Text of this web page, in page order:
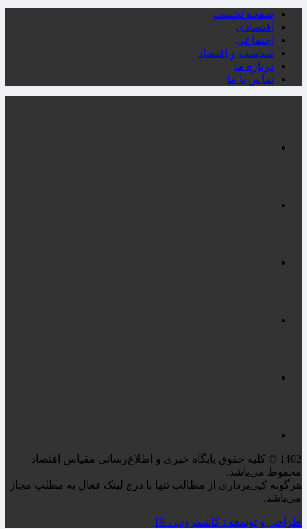
صفحه نخست
اقتصادی
اجتماعی
سیاست و اقتصاد
درباره ما
تماس با ما
1402 © کلیه حقوق پایگاه خبری و اطلاع‌رسانی مقیاس اقتصاد
محفوظ می‌باشد.
هرگونه کپی‌برداری از مطالب تنها با درج لینک فعال به مطلب مجاز
می‌باشد.
طراحی و توسعه : کاشمروب . IR